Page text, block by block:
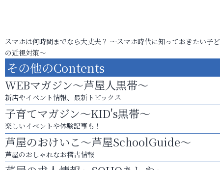
スマホは何時間までなら大丈夫？ ～スマホ時代に知っておきたい子
の近視対策～
その他のContents
WEBマガジン～芦屋人黒帯～
新店やイベント情報、最新トピックス
子育てマガジン～KID's黒帯～
楽しいイベントや体験記事も！
芦屋のおけいこ～芦屋SchoolGuide～
芦屋のおしゃれなお稽古情報